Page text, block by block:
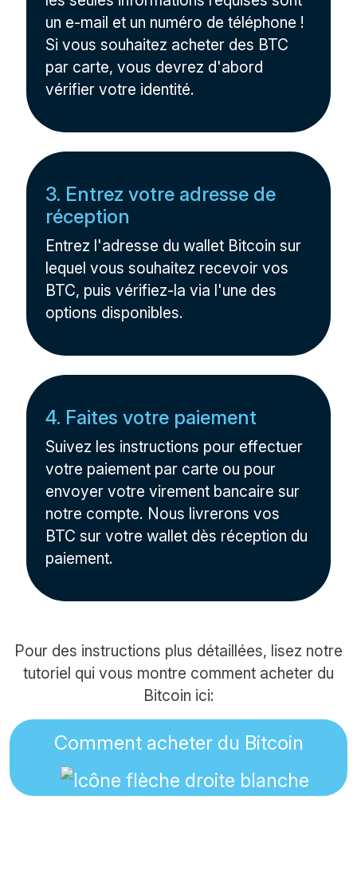
un e-mail et un numéro de téléphone !
Si vous souhaitez acheter des BTC
par carte, vous devrez d'abord
vérifier votre identité.
3. Entrez votre adresse de
réception
Entrez l'adresse du wallet Bitcoin sur
lequel vous souhaitez recevoir vos
BTC, puis vérifiez-la via l'une des
options disponibles.
4. Faites votre paiement
Suivez les instructions pour effectuer
votre paiement par carte ou pour
envoyer votre virement bancaire sur
notre compte. Nous livrerons vos
BTC sur votre wallet dès réception du
paiement.
Pour des instructions plus détaillées, lisez notre
tutoriel qui vous montre comment acheter du
Bitcoin ici:
Comment acheter du Bitcoin